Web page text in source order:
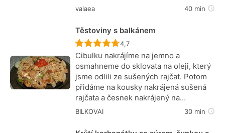
valaea 40 min
Těstoviny s balkánem
Recept ještě nebyl hodnocen
4,7
Cibulku nakrájíme na jemno a
osmahneme do sklovata na oleji, který
jsme odlili ze sušených rajčat. Potom
přidáme na kousky nakrájená sušená
rajčata a česnek nakrájený na…
BILKOVAI 30 min